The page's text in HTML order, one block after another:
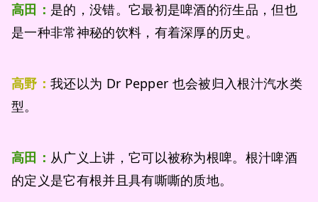
高田： 是的，没错。它最初是啤酒的衍生品，但也
是一种非常神秘的饮料，有着深厚的历史。
高野： 我还以为 Dr Pepper 也会被归入根汁汽水类
型。
高田： 从广义上讲，它可以被称为根啤。根汁啤酒
的定义是它有根并且具有嘶嘶的质地。